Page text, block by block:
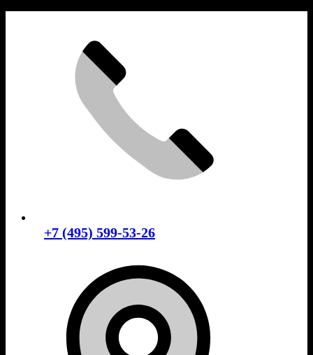
+7 (495) 599-53-26